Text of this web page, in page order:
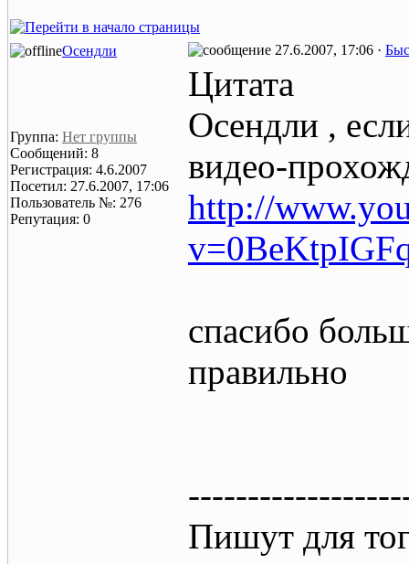
Осендли 27.6.2007, 17:06 ·
Группа: Нет группы
Сообщений: 8
Регистрация: 4.6.2007
Посетил: 27.6.2007, 17:06
Пользователь №: 276
Репутация: 0
Цитата
Осендли ,
видео-
http://
спасибо
правильно
Пишут для